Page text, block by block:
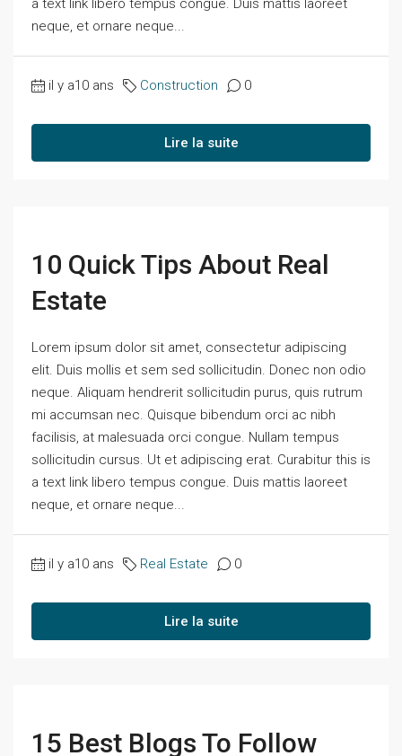
a text link libero tempus congue. Duis mattis laoreet
neque, et ornare neque...
il y a10 ans Construction 0
Lire la suite
10 Quick Tips About Real
Estate
Lorem ipsum dolor sit amet, consectetur adipiscing
elit. Duis mollis et sem sed sollicitudin. Donec non odio
neque. Aliquam hendrerit sollicitudin purus, quis rutrum
mi accumsan nec. Quisque bibendum orci ac nibh
facilisis, at malesuada orci congue. Nullam tempus
sollicitudin cursus. Ut et adipiscing erat. Curabitur this is
a text link libero tempus congue. Duis mattis laoreet
neque, et ornare neque...
il y a10 ans Real Estate 0
Lire la suite
15 Best Blogs To Follow